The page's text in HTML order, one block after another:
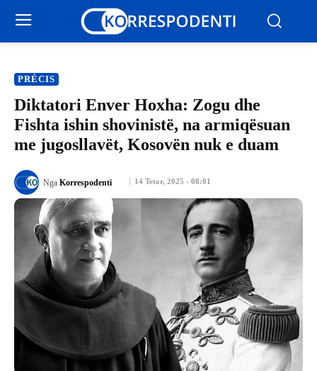
PRÉCIS
Diktatori Enver Hoxha: Zogu dhe
Fishta ishin shovinistë, na armiqësuan
me jugosllavët, Kosovën nuk e duam
14 Tetor, 2025 - 08:01
Nga Korrespodenti